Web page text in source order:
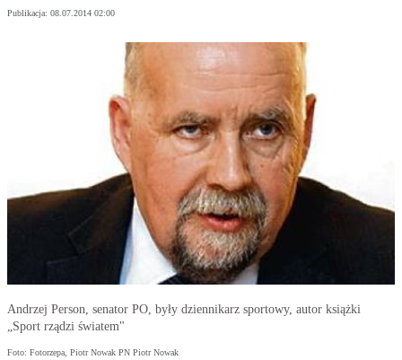
Publikacja: 08.07.2014 02:00
Andrzej Person, senator PO, były dziennikarz sportowy, autor książki
„Sport rządzi światem"
Foto: Fotorzepa, Piotr Nowak PN Piotr Nowak